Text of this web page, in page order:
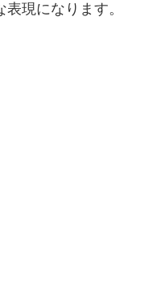
現になります。